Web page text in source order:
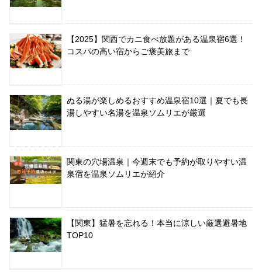
【2025】関西でカニ食べ放題がある温泉宿6選！
コスパの高い宿からご褒美旅まで
ぬる湯が楽しめるおすすめ温泉宿10選｜夏でも長
湯しやすい名湯を温泉ソムリエが厳選
関東の穴場温泉｜今週末でも予約が取りやすい温
泉宿を温泉ソムリエが紹介
【関東】猛暑を忘れる！本当に涼しい厳選避暑地
TOP10